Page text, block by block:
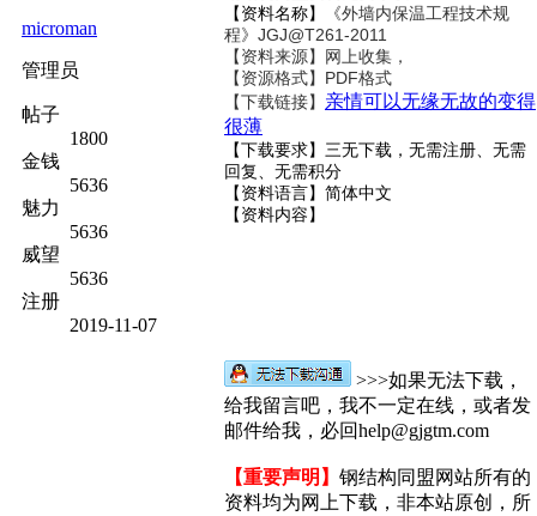
microman
管理员
帖子
1800
金钱
5636
魅力
5636
威望
5636
注册
2019-11-07
【资料名称】
《外墙内保温工程技术规
程》JGJ@T261-2011
【资料来源】网上收集，
【资源格式】PDF格式
【下载链接】 亲情可以无缘无故的变得
很薄
【下载要求】三无下载，无需注册、无需
回复、无需积分
【资料语言】简体中文
【资料内容】
>>>如果无法下载，
给我留言吧，我不一定在线，或者发
邮件给我，必回help@gjgtm.com
【重要声明】 钢结构同盟网站所有的
资料均为网上下载，非本站原创，所